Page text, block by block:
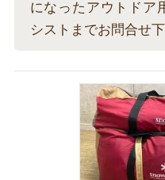
になったアウトドア
シストまでお問合せ下